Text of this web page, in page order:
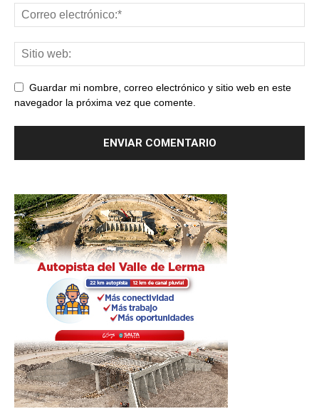
Guardar mi nombre, correo electrónico y sitio web en este
navegador la próxima vez que comente.